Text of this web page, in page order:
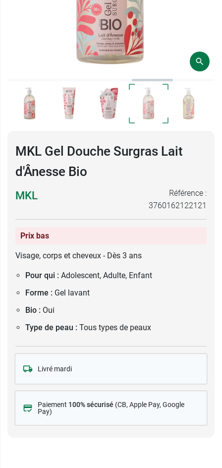
MKL Gel Douche Surgras Lait
d'Ânesse Bio
MKL
Référence :
3760162122121
Prix bas
Visage, corps et cheveux - Dès 3 ans
Pour qui : Adolescent, Adulte, Enfant
Forme : Gel lavant
Bio : Oui
Type de peau : Tous types de peaux
Livré mardi
Paiement 100% sécurisé (CB, Apple Pay, Google
Pay)